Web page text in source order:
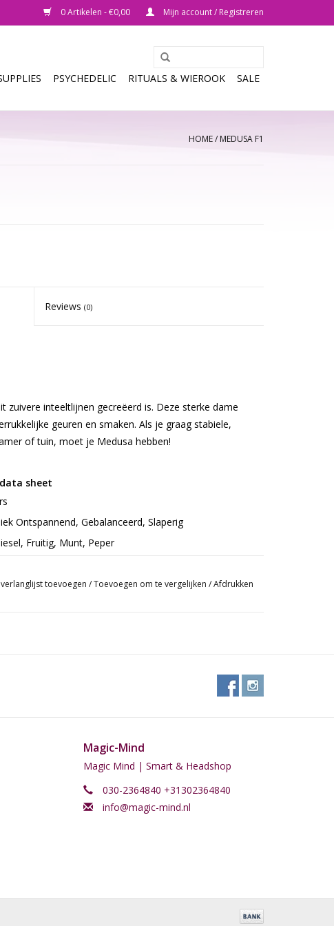
0 Artikelen - €0,00 Mijn account / Registreren
PSYCHEDELIC RITUALS & WIEROOK SALE
HOME/MEDUSA F1
Reviews(0)
zuivere inteeltlijnen gecreëerd is. Deze sterke dame
geuren en smaken. Als je graag stabiele,
of tuin, moet je Medusa hebben!
sheet
Ontspannend, Gebalanceerd, Slaperig
Fruitig, Munt, Peper
x American Beauty
toevoegen /Toevoegen om te vergelijken /Afdrukken
Magic-Mind
Magic Mind | Smart & Headshop
030-2364840 +31302364840
info@magic-mind.nl